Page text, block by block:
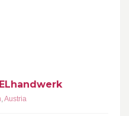
,Austria